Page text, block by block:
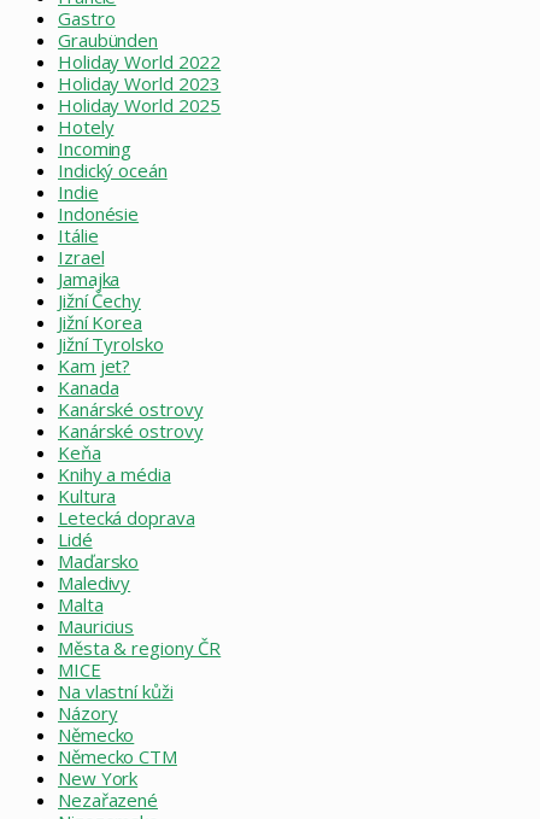
Gastro
Graubünden
Holiday World 2022
Holiday World 2023
Holiday World 2025
Hotely
Incoming
Indický oceán
Indie
Indonésie
Itálie
Izrael
Jamajka
Jižní Čechy
Jižní Korea
Jižní Tyrolsko
Kam jet?
Kanada
Kanárské ostrovy
Kanárské ostrovy
Keňa
Knihy a média
Kultura
Letecká doprava
Lidé
Maďarsko
Maledivy
Malta
Mauricius
Města & regiony ČR
MICE
Na vlastní kůži
Názory
Německo
Německo CTM
New York
Nezařazené